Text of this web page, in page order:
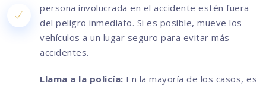
persona involucrada en el accidente estén fuera
del peligro inmediato. Si es posible, mueve los
vehículos a un lugar seguro para evitar más
accidentes.
Llama a la policía: En la mayoría de los casos, es